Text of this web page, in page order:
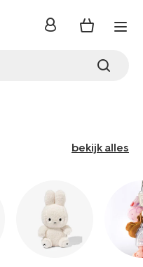
inloggen
bekijk alles